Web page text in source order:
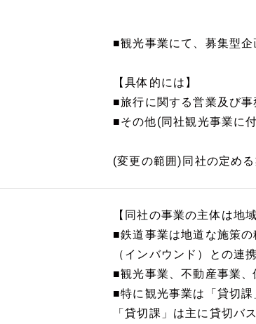
■観光事業にて、募集型
【具体的には】
■旅行に関する営業及び事
■その他(同社観光事業に
(変更の範囲)同社の定め
【同社の事業の主体は地
■鉄道事業は地道な施策
（インバウンド）との連
■観光事業、不動産事業
■特に観光事業は「貸切
「貸切課」は主に貸切バ